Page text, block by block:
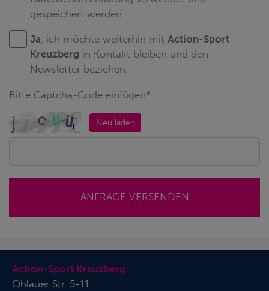
gespeichert werden.
Ja , ich möchte weiterhin mit Action-Sport
Kreuzberg in Kontakt bleiben und den
Newsletter beziehen.
Bitte Captcha-Code einfügen*
Neu laden
ANFRAGE VERSENDEN
Action-Sport Kreuzberg
Ohlauer Str. 5-11